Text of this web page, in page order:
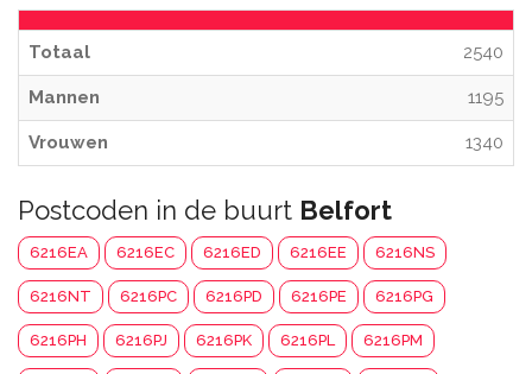
Totaal 2540
Mannen 1195
Vrouwen 1340
Postcoden in de buurt Belfort
6216EA 6216EC 6216ED 6216EE 6216NS
6216NT 6216PC 6216PD 6216PE 6216PG
6216PH 6216PJ 6216PK 6216PL 6216PM